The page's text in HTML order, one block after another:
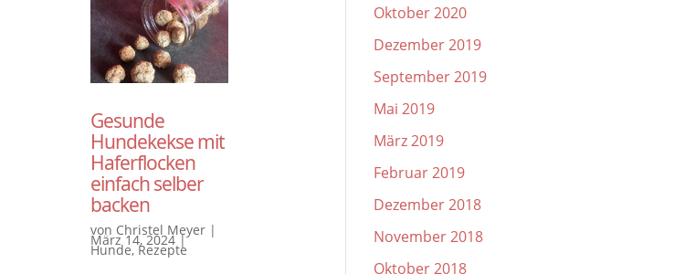
Gesunde
Hundekekse mit
Haferflocken
einfach selber
backen
von Christel Meyer |
März 14, 2024|
Hunde,Rezepte
Oktober 2020
Dezember 2019
September 2019
Mai 2019
März 2019
Februar 2019
Dezember 2018
November 2018
Oktober 2018